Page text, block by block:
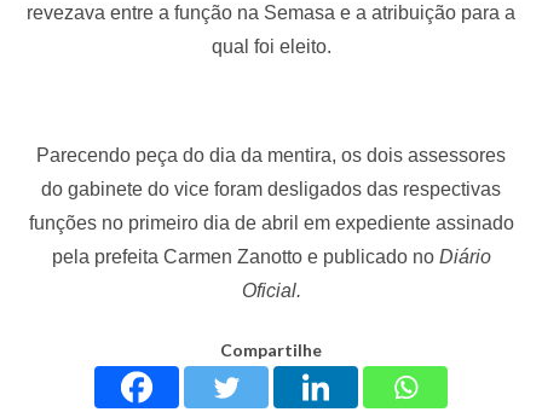
revezava entre a função na Semasa e a atribuição para a
qual foi eleito.
Parecendo peça do dia da mentira, os dois assessores
do gabinete do vice foram desligados das respectivas
funções no primeiro dia de abril em expediente assinado
pela prefeita Carmen Zanotto e publicado no Diário
Oficial.
Compartilhe